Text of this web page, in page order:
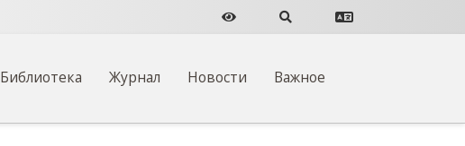
Версия для слабовидящих
Поиск по сайту
Перевести сайт
Библиотека Журнал Новости Важное